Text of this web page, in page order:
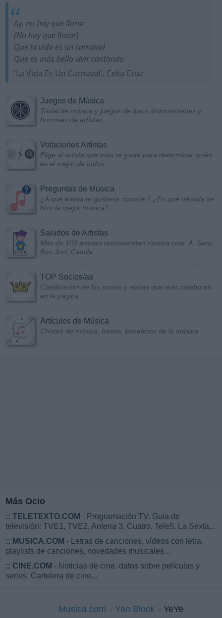
Ay, no hay que llorar
(No hay que llorar)
Que la vida es un carnaval
Que es más bello vivir cantando
'La Vida Es Un Carnaval', Celia Cruz
Juegos de Música
Trivial de música y juegos de fotos distorsionadas y
borrosas de artistas
Votaciones Artistas
Elige al artista que más te guste para determinar quién
es el mejor de todos
Preguntas de Música
¿A qué artista te gustaría conocer? ¿En qué década se
hizo la mejor música?...
Saludos de Artistas
Más de 100 artistas recomiendan musica.com: A. Sanz,
Bon Jovi, Camila...
TOP Socios/as
Clasificación de los socios y socias que más colaboran
en la página
Artículos de Música
Chistes de música, frases, beneficios de la música...
Más Ocio
:: TELETEXTO.COM - Programación TV. Guía de
televisión: TVE1, TVE2, Antena 3, Cuatro, Tele5, La Sexta...
:: MUSICA.COM - Letras de canciones, vídeos con letra,
playlists de canciones, novedades musicales...
:: CINE.COM - Noticias de cine, datos sobre películas y
series. Cartelera de cine...
Musica.com Yan Block YeYe